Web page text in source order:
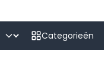
Categorieën